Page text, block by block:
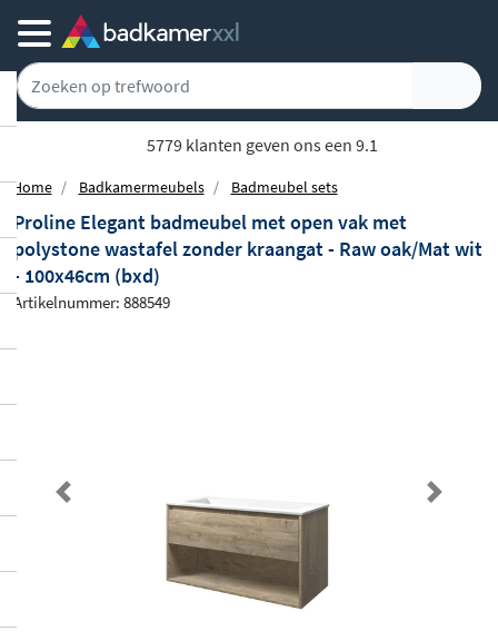
5779 klanten geven ons een 9.1
Home Badkamermeubels Badmeubel sets
Proline Elegant badmeubel met open vak met
polystone wastafel zonder kraangat - Raw oak/Mat wit
- 100x46cm (bxd)
Artikelnummer: 888549
Previous Next